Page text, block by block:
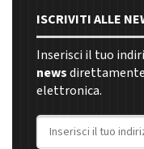
ISCRIVITI ALLE
Inserisci il tuo
news
elettronica.
Indirizzo email